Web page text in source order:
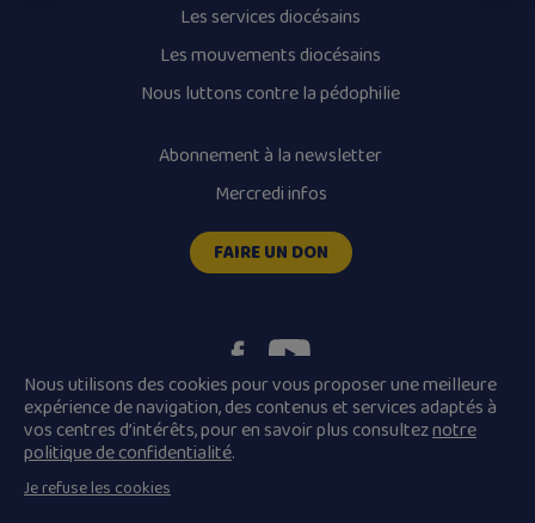
Les services diocésains
Les mouvements diocésains
Nous luttons contre la pédophilie
Abonnement à la newsletter
Mercredi infos
FAIRE UN DON
Plan du site
Mentions légales
Conditions Générales de Vente
Nous utilisons des cookies pour vous proposer une meilleure
expérience de navigation, des contenus et services adaptés à
vos centres d’intérêts, pour en savoir plus consulteznotre
politique de confidentialité.
Je refuse les cookies